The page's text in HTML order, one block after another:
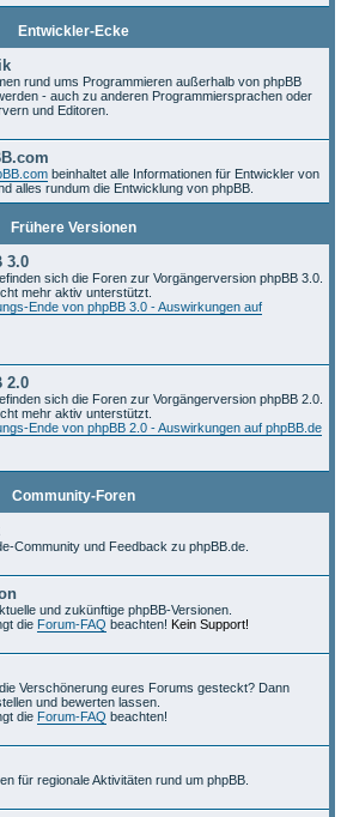
Entwickler-Ecke
rund ums Programmieren außerhalb von phpBB
- auch zu anderen Programmiersprachen oder
und Editoren.
beinhaltet alle Informationen für Entwickler von
alles rundum die Entwicklung von phpBB.
Frühere Versionen
3.0
sich die Foren zur Vorgängerversion phpBB 3.0.
mehr aktiv unterstützt.
Ende von phpBB 3.0 - Auswirkungen auf
2.0
sich die Foren zur Vorgängerversion phpBB 2.0.
mehr aktiv unterstützt.
Ende von phpBB 2.0 - Auswirkungen auf phpBB.de
Community-Foren
Community und Feedback zu phpBB.de.
und zukünftige phpBB-Versionen.
die Forum-FAQ beachten! Kein Support!
Verschönerung eures Forums gesteckt? Dann
und bewerten lassen.
die Forum-FAQ beachten!
für regionale Aktivitäten rund um phpBB.